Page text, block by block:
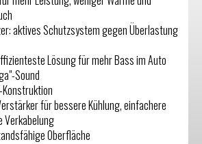
aktives Schutzsystem gegen Überlastung
Lösung für mehr Bass im Auto
Sound
Konstruktion
für bessere Kühlung, einfachere
Verkabelung
Oberfläche